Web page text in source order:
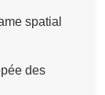
spatial
des